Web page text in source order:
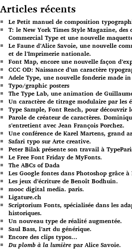
Articles récents
Le Petit manuel de composition
T: le New York Times Style Magazine, des
Commercial Type et une nouvelle
Le Faune d’Alice Savoie, une nouvelle
et de l’Imprimerie nationale.
Font Map, encore une nouvelle façon
CCC OD: Naissance d’un caractère
Adele Type, une nouvelle fonderie made
Typo/graphic posters
The Type Lab, une animation de
Un caractère de titrage modulaire par les
Type Sample, Font Reach, pour découvrir
Parole de créateur de caractères.
s’entretient avec Jean François Porchez.
Une conférence de Karel Martens, grand
Safari typo sur Arte creative.
Peter Bilak présente son travail à
Le Free Font Friday de MyFonts.
The ABCs of Dada
Les Google fontes dans Photoshop grâce à
Les jeux d’écriture de Benoît Bodhuin.
mooc digital media. paris.
Ligature.ch
Scriptorium Fonts, spécialisée dans les
historiques.
Un nouveau type de réalité augmentée.
Saul Bass, l’art du générique.
Encore des clips typos…
Du plomb à la lumière par Alice Savoie.